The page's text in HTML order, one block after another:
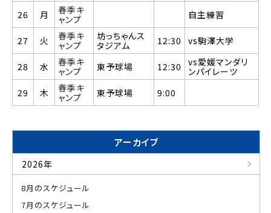
26
月
春季キ
ャンプ
自主練習
27 火
春季キ
ャンプ
坊っちゃんス
タジアム
12:30 vs駒澤大学
28 水
春季キ
ャンプ
東予球場 12:30
vs愛媛マンダリ
ンパイレーツ
29
木
春季キ
ャンプ
東予球場 9:00
アーカイブ
2026年
8月のスケジュール
7月のスケジュール